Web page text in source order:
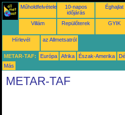
Műholdfelvételek
10-napos
időjárás
Éghajlat
Villám Repülőterek GYIK
Hírlevél az Allmetsatról
METAR-TAF: Európa Afrika Észak-Amerika
Más
METAR-TAF